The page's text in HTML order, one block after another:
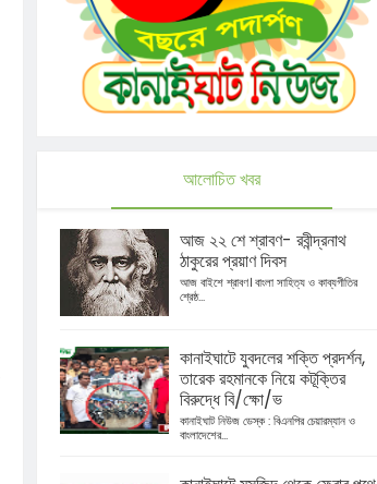
আলোচিত খবর
আজ ২২ শে শ্রাবণ- রবীন্দ্রনাথ
ঠাকুরের প্রয়াণ দিবস
আজ বাইশে শ্রাবণ। বাংলা সাহিত্য ও কাব্যগীতির
শ্রেষ্ঠ...
কানাইঘাটে যুবদলের শক্তি প্রদর্শন,
তারেক রহমানকে নিয়ে কটূক্তির
বিরুদ্ধে বি/ক্ষো/ভ
কানাইঘাট নিউজ ডেস্ক : বিএনপির চেয়ারম্যান ও
বাংলাদেশের...